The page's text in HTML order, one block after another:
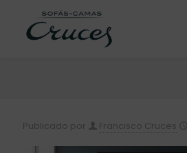
Publicado por Francisco Cruces